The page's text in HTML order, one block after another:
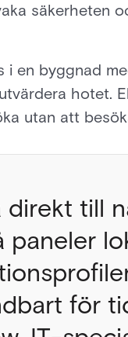
säkerheten
i en byggnad
hotet.
utan att
direkt till
paneler
för